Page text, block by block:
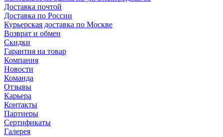
Доставка почтой
Доставка по России
Курьерская доставка по Москве
Возврат и обмен
Скидки
Гарантия на товар
Компания
Новости
Команда
Отзывы
Карьера
Контакты
Партнеры
Сертификаты
Галерея